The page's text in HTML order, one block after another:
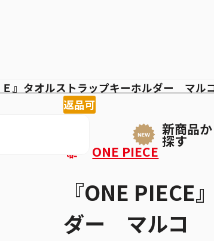
新商品
探す
』タオルストラップキーホルダー マ
返品可
ONE PIECE
『ONE
ダー マルコ